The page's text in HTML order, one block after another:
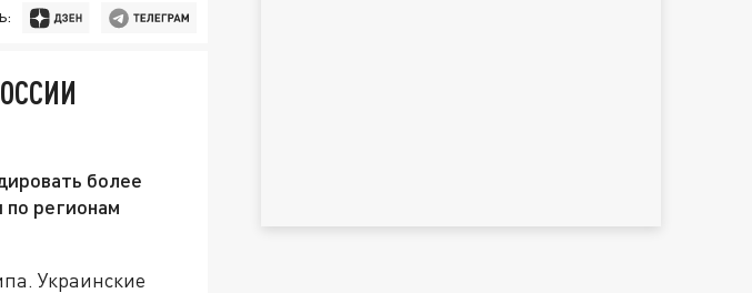
более
по регионам
Украинские